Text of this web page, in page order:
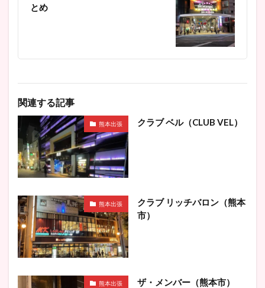
とめ
関連する記事
熊本出張 クラブ ベル（CLUB VEL）
熊本出張
クラブ リッチバロン（熊本
市）
熊本出張 ザ・メンバー（熊本市）